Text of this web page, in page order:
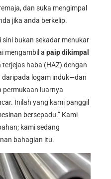
dan suka mengimpal
jika anda berkelip.
bukan sekadar menukar
mengambil apaip dikimpal
haba (HAZ) dengan
logam induk—dan
permukaan luarnya
Inilah yang kami panggil
bersepadu.” Kami
kami sedang
bahagian itu.